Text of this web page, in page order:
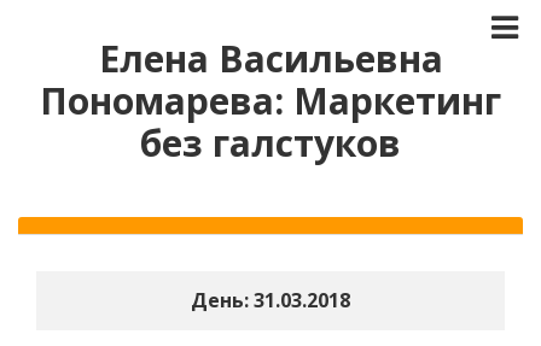
Елена Васильевна
Пономарева: Маркетинг
без галстуков
День:31.03.2018